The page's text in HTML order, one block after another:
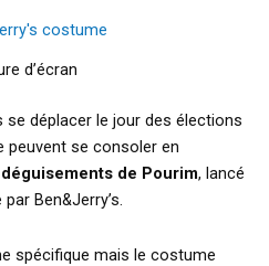
d’écran
se déplacer le jour des élections
peuvent se consoler en
de Pourim, lancé
Ben&Jerry’s.
spécifique mais le costume